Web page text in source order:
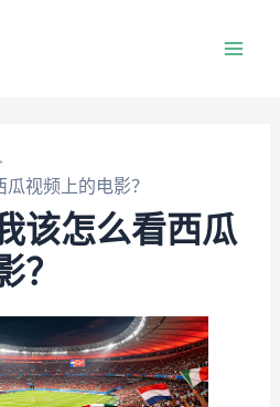
视频上的电影？
该怎么看西瓜
？